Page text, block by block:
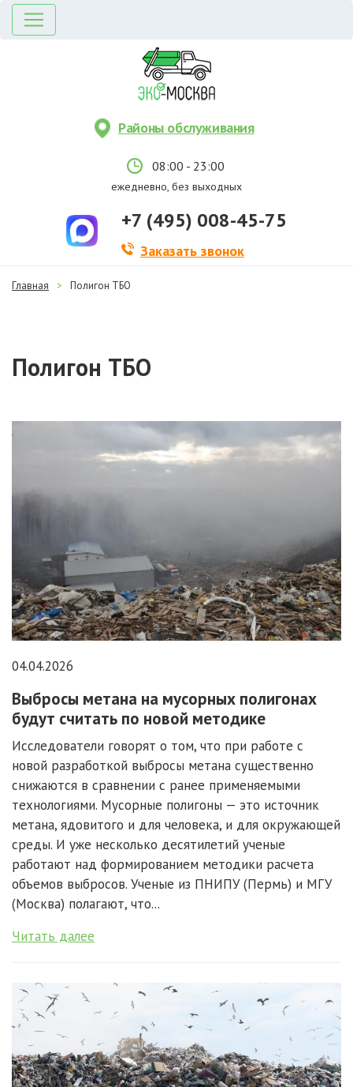
Районы обслуживания
08:00 - 23:00
ежедневно, без выходных
+7 (495) 008-45-75
Заказать звонок
Главная > Полигон ТБО
Полигон ТБО
04.04.2026
Выбросы метана на мусорных полигонах
будут считать по новой методике
Исследователи говорят о том, что при работе с
новой разработкой выбросы метана существенно
снижаются в сравнении с ранее применяемыми
технологиями. Мусорные полигоны — это источник
метана, ядовитого и для человека, и для окружающей
среды. И уже несколько десятилетий ученые
работают над формированием методики расчета
объемов выбросов. Ученые из ПНИПУ (Пермь) и МГУ
(Москва) полагают, что...
Читать далее